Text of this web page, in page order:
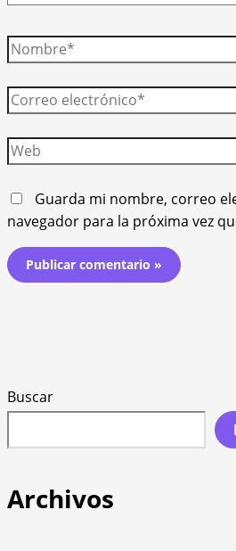
Nombre*
Correo
electrónico*
Web
Guarda mi nombre, correo
navegador para la próxima vez
Buscar
Archivos